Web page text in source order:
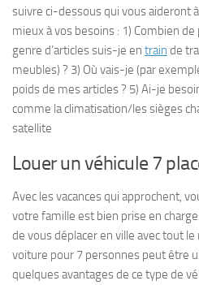
suivre ci-dessous qui vous aideront
mieux à vos besoins : 1) Combien
genre d’articles suis-je en train de
meubles) ? 3) Où vais-je (par
poids de mes articles ? 5) Ai-je
comme la climatisation/les sièges
satellite
Louer un véhicule 7
Avec les vacances qui approchent,
votre famille est bien prise en
de vous déplacer en ville avec tout le
voiture pour 7 personnes peut être
quelques avantages de ce type de